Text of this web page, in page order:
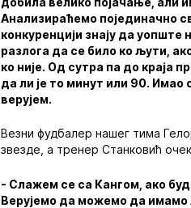
Анализираћемо појединачно
конкуренцији знају да
разлога да се било ко љути,
ко није. Од сутра па до краја
да ли је то минут или 90.
верујем.
Везни фудбалер нашег тима
звезде, а тренер Станковић
- Слажем се са Кангом, ако
Верујемо да можемо да имамо